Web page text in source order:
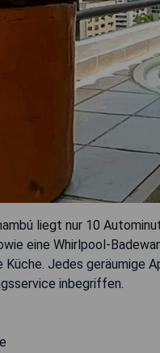
liegt nur 10
eine Whirlpool-
Küche. Jedes geräumige
inbegriffen.